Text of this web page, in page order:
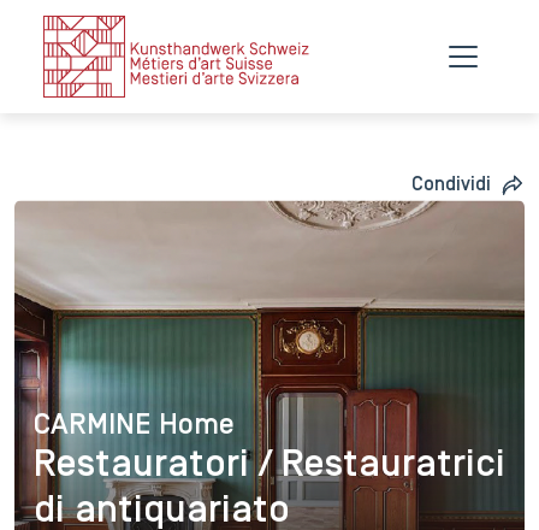
Condividi
CARMINE Home
CARMINE Home
Restauratori / Restauratrici
di antiquariato